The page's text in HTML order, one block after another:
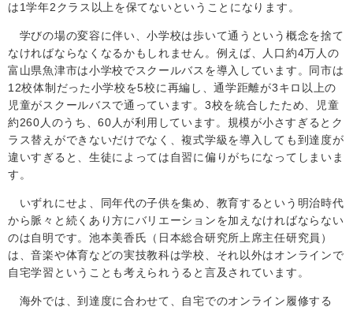
は1学年2クラス以上を保てないということになります。
学びの場の変容に伴い、小学校は歩いて通うという概念を捨て
なければならなくなるかもしれません。例えば、人口約4万人の
富山県魚津市は小学校でスクールバスを導入しています。同市は
12校体制だった小学校を5校に再編し、通学距離が3キロ以上の
児童がスクールバスで通っています。 3校を統合したため、児童
約260 人のうち、60 人が利用しています。規模が小さすぎるとク
ラス替えができないだけでなく、複式学級を導入しても到達度が
違いすぎると、生徒によっては自習に偏りがちになってしまいま
す。
いずれにせよ、同年代の子供を集め、教育するという明治時代
から脈々と続くあり方にバリエーションを加えなければならない
のは自明です。池本美香氏（日本総合研究所上席主任研究員）
は、音楽や体育などの実技教科は学校、それ以外はオンラインで
自宅学習ということも考えられうると言及されています。
海外では、到達度に合わせて、自宅でのオンライン履修する